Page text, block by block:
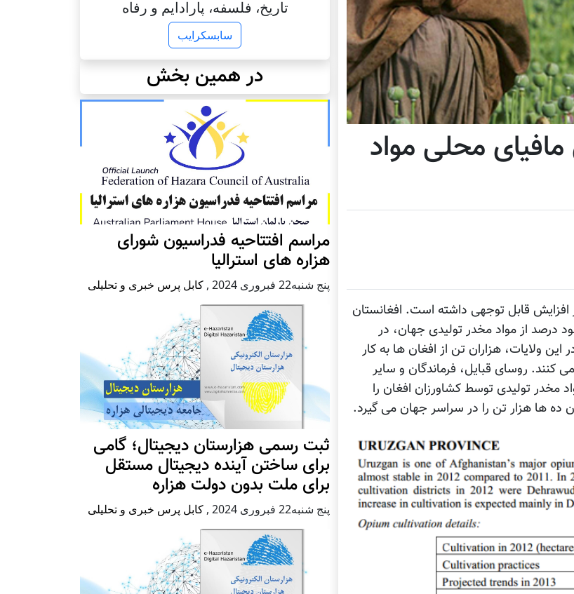
محلی مواد
افزایش قابل توجهی داشته است. افغانستان
درصد از مواد مخدر تولیدی جهان، در
ولایات، هزاران تن از افغان ها به کار
کنند. روسای قبایل، فرماندگان و سایر
مخدر تولیدی توسط کشاورزان افغان را
ده ها هزار تن را در سراسر جهان می گیرد.
تاریخ، فلسفه، پارادایم و رفاه
سابسکرایب
در همین بخش
مراسم افتتاحیه فدراسیون شورای
هزاره های استرالیا
پنج شنبه22 فبروری 2024 , کابل پرس خبری و تحلیلی
ثبت رسمی هزارستان دیجیتال؛ گامی
برای ساختن آینده دیجیتال مستقل
برای ملت بدون دولت هزاره
پنج شنبه22 فبروری 2024 , کابل پرس خبری و تحلیلی